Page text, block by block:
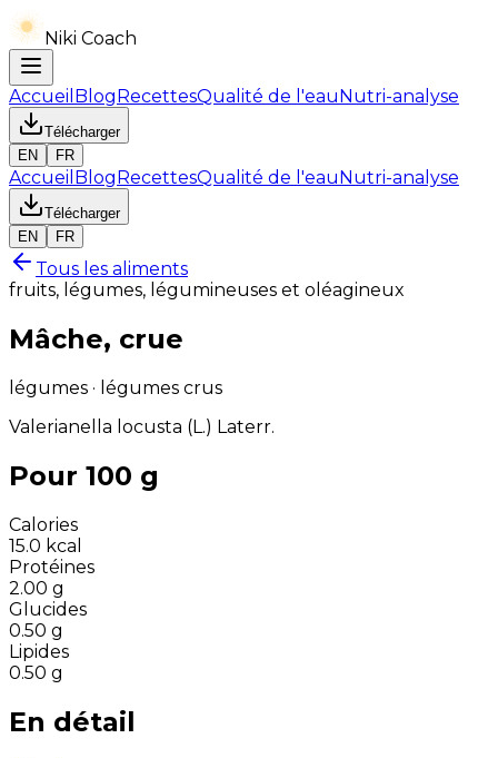
Niki Coach
Accueil BlogRecettesQualité de l'eauNutri-analyse
Télécharger
EN
FR
Accueil BlogRecettesQualité de l'eauNutri-analyse
Télécharger
EN
FR
Tous les aliments
fruits, légumes, légumineuses et oléagineux
Mâche, crue
légumes · légumes crus
Valerianella locusta (L.) Laterr.
Pour 100 g
Calories
15.0 kcal
Protéines
2.00 g
Glucides
0.50 g
Lipides
0.50 g
En détail